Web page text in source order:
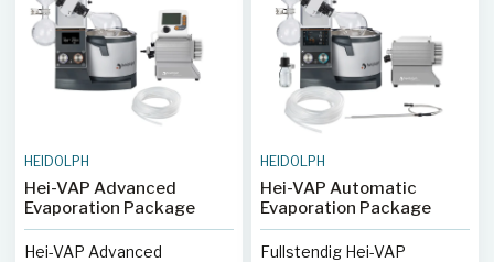
HEIDOLPH
Hei-VAP Advanced
Evaporation Package
Hei-VAP Advanced
HEIDOLPH
Hei-VAP Automatic
Evaporation Package
Fullstendig Hei-VAP